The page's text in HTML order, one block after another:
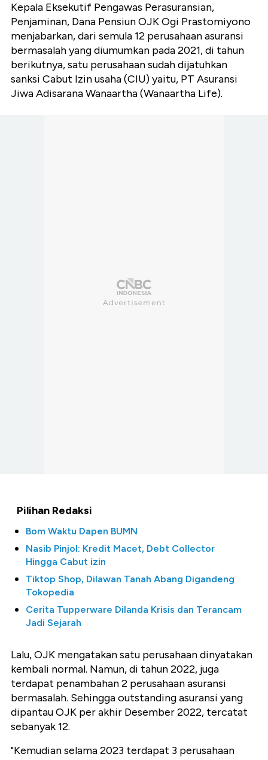
Kepala Eksekutif Pengawas Perasuransian,
Penjaminan, Dana Pensiun OJK Ogi Prastomiyono
menjabarkan, dari semula 12 perusahaan asuransi
bermasalah yang diumumkan pada 2021, di tahun
berikutnya, satu perusahaan sudah dijatuhkan
sanksi Cabut Izin usaha (CIU) yaitu, PT Asuransi
Jiwa Adisarana Wanaartha (Wanaartha Life).
Pilihan Redaksi
Bom Waktu Dapen BUMN
Nasib Pinjol: Kredit Macet, Debt Collector
Hingga Cabut izin
Tiktop Shop, Dilawan Tanah Abang Digandeng
Tokopedia
Cerita Tupperware Dilanda Krisis dan Terancam
Jadi Sejarah
Lalu, OJK mengatakan satu perusahaan dinyatakan
kembali normal. Namun, di tahun 2022, juga
terdapat penambahan 2 perusahaan asuransi
bermasalah. Sehingga outstanding asuransi yang
dipantau OJK per akhir Desember 2022, tercatat
sebanyak 12.
"Kemudian selama 2023 terdapat 3 perusahaan